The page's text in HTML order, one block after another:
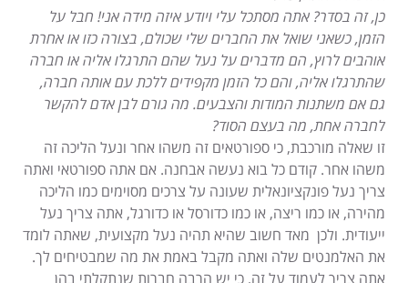
כן, זה בסדר? אתה מסתכל עלי ויודע איזה מידה אני! חבל על
הזמן, כשאני שואל את החברים שלי שכולם, בצורה כזו או אחרת
אוהבים לרוץ, הם מדברים על נעל שהם התרגלו אליה או חברה
שהתרגלו אליה, והם כל הזמן מקפידים ללכת עם אותה חברה,
גם אם משתנות המודות והצבעים. מה גורם לבן אדם להקשר
לחברה אחת, מה בעצם הסוד?
זו שאלה מורכבת, כי ספורטאים זה משהו אחר ונעל הליכה זה
משהו אחר. קודם כל בוא נעשה אבחנה. אם אתה ספורטאי ואתה
צריך נעל פונקציונאלית שעונה על צרכים מסוימים כמו הליכה
מהירה, או כמו ריצה, או כמו כדורסל או כדורגל, אתה צריך נעל
ייעודית. ולכן מאד חשוב שהיא תהיה נעל מקצועית, שאתה לומד
את האלמנטים שלה ואתה מקבל באמת את מה שמבטיחים לך.
אתה צריך לעמוד על זה, כי יש הרבה חברות שנתקלתי בהן